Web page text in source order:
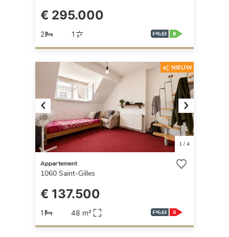
€ 295.000
2 1
Previous Next
1/ 4
NIEUW
Appartement
1060 Saint-Gilles
€ 137.500
1 48 m²